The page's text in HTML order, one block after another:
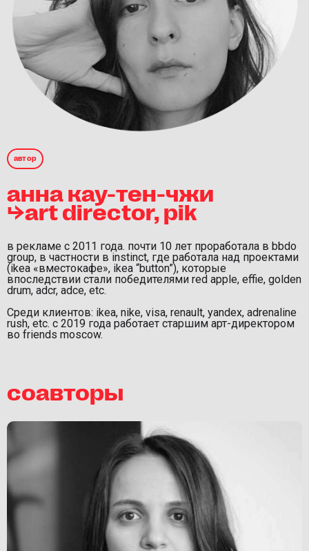
автор
анна кау-тен-чжи
⮡art director, pik
в рекламе с 2011 года. почти 10 лет проработала в bbdo
group, в частности в instinct, где работала над проектами
(ikea «вместокафе», ikea “button”), которые
впоследствии стали победителями red apple, effie, golden
drum, adcr, adce, etc.
Среди клиентов: ikea, nike, visa, renault, yandex, adrenaline
rush, etc. c 2019 года работает старшим арт-директором
во friends moscow.
соавторы